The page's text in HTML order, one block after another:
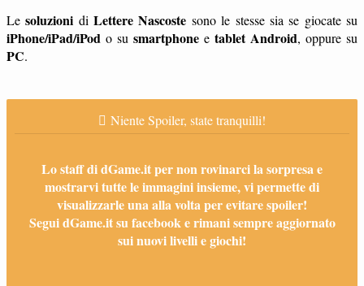
Lesoluzioni diLettere Nascoste sono le stesse sia se giocate su
iPhone/iPad/iPod o su smartphone e tablet Android, oppure su
PC.
Niente Spoiler, state tranquilli!
Lo staff di dGame.it per non rovinarci la sorpresa e
mostrarvi tutte le immagini insieme, vi permette di
visualizzarle una alla volta per evitare spoiler!
Segui dGame.it su facebook e rimani sempre aggiornato
sui nuovi livelli e giochi!